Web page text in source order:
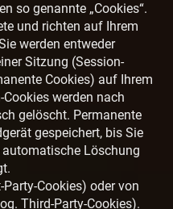
so genannte „Cookies“.
und richten auf Ihrem
werden entweder
Sitzung (Session-
Cookies) auf Ihrem
werden nach
gelöscht. Permanente
gespeichert, bis Sie
Löschung
Cookies) oder von
Third-Party-Cookies).